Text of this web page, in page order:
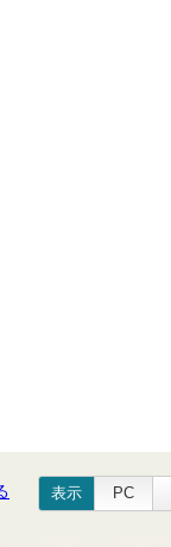
表示 PC